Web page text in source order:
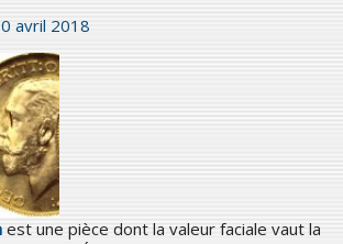
avril 2018
est une pièce dont la valeur faciale vaut la